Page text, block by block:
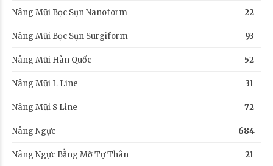
Nâng Mũi Bọc Sụn Nanoform 22
Nâng Mũi Bọc Sụn Surgiform 93
Nâng Mũi Hàn Quốc 52
Nâng Mũi L Line 31
Nâng Mũi S Line 72
Nâng Ngực 684
Nâng Ngực Bằng Mỡ Tự Thân 21